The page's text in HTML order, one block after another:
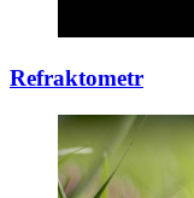
Refraktometr